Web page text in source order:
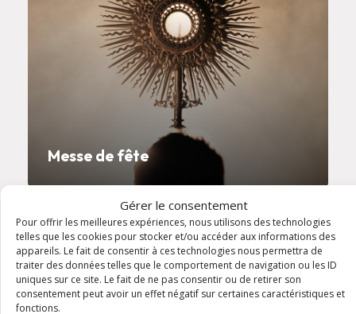
Gérer le consentement
Pour offrir les meilleures expériences, nous utilisons des technologies
telles que les cookies pour stocker et/ou accéder aux informations des
appareils. Le fait de consentir à ces technologies nous permettra de
traiter des données telles que le comportement de navigation ou les ID
uniques sur ce site. Le fait de ne pas consentir ou de retirer son
consentement peut avoir un effet négatif sur certaines caractéristiques et
fonctions.
Messe de fête
20 août à 17:30